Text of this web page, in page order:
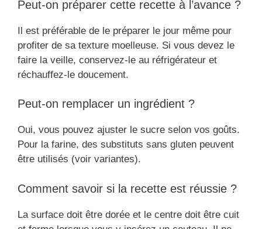
Peut-on préparer cette recette à l’avance ?
Il est préférable de le préparer le jour même pour
profiter de sa texture moelleuse. Si vous devez le
faire la veille, conservez-le au réfrigérateur et
réchauffez-le doucement.
Peut-on remplacer un ingrédient ?
Oui, vous pouvez ajuster le sucre selon vos goûts.
Pour la farine, des substituts sans gluten peuvent
être utilisés (voir variantes).
Comment savoir si la recette est réussie ?
La surface doit être dorée et le centre doit être cuit